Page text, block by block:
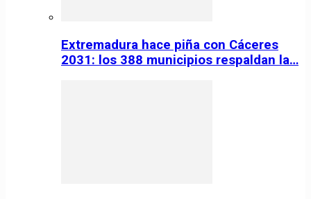
Extremadura hace piña con Cáceres
2031: los 388 municipios respaldan la…